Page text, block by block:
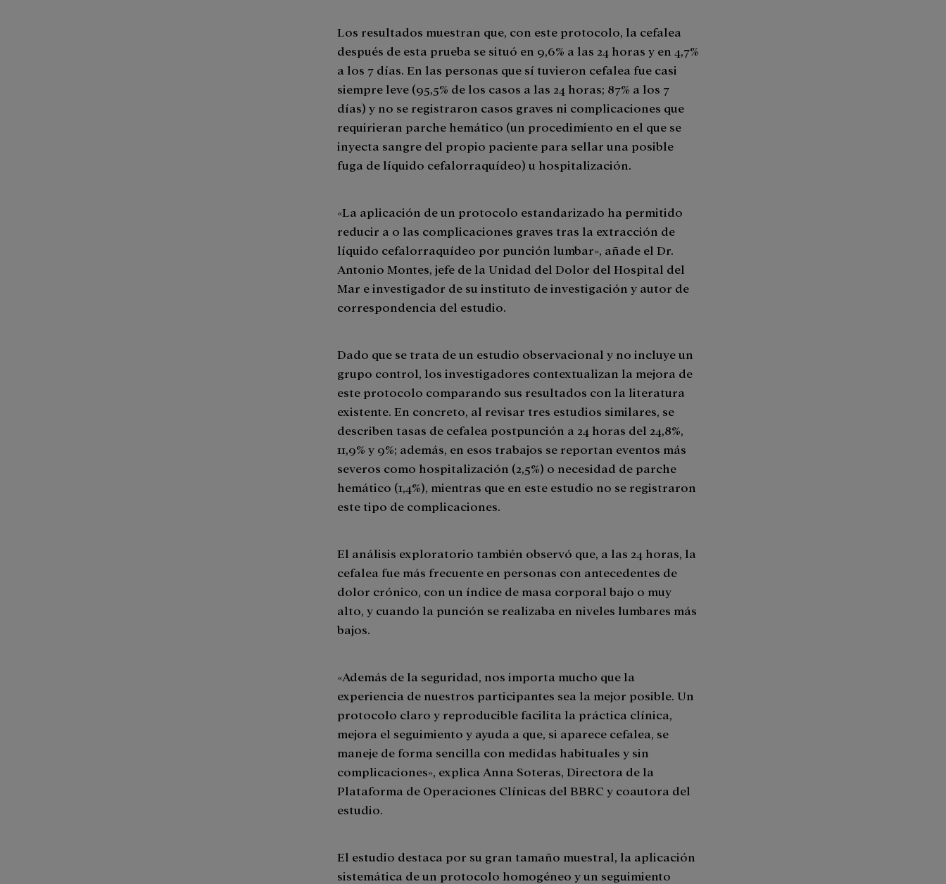
Los resultados muestran que, con este protocolo, la cefalea
después de esta prueba se situó en 9,6% a las 24 horas y en 4,7%
a los 7 días. En las personas que sí tuvieron cefalea fue casi
siempre leve (95,5% de los casos a las 24 horas; 87% a los 7
días) y no se registraron casos graves ni complicaciones que
requirieran parche hemático (un procedimiento en el que se
inyecta sangre del propio paciente para sellar una posible
fuga de líquido cefalorraquídeo) u hospitalización.
«La aplicación de un protocolo estandarizado ha permitido
reducir a 0 las complicaciones graves tras la extracción de
líquido cefalorraquídeo por punción lumbar», añade el Dr.
Antonio Montes, jefe de la Unidad del Dolor del Hospital del
Mar e investigador de su instituto de investigación y autor de
correspondencia del estudio.
Dado que se trata de un estudio observacional y no incluye un
grupo control, los investigadores contextualizan la mejora de
este protocolo comparando sus resultados con la literatura
existente. En concreto, al revisar tres estudios similares, se
describen tasas de cefalea postpunción a 24 horas del 24,8%,
11,9% y 9%; además, en esos trabajos se reportan eventos más
severos como hospitalización (2,5%) o necesidad de parche
hemático (1,4%), mientras que en este estudio no se registraron
este tipo de complicaciones.
El análisis exploratorio también observó que, a las 24 horas, la
cefalea fue más frecuente en personas con antecedentes de
dolor crónico, con un índice de masa corporal bajo o muy
alto, y cuando la punción se realizaba en niveles lumbares más
bajos.
«Además de la seguridad, nos importa mucho que la
experiencia de nuestros participantes sea la mejor posible. Un
protocolo claro y reproducible facilita la práctica clínica,
mejora el seguimiento y ayuda a que, si aparece cefalea, se
maneje de forma sencilla con medidas habituales y sin
complicaciones», explica Anna Soteras, Directora de la
Plataforma de Operaciones Clínicas del BBRC y coautora del
estudio.
El estudio destaca por su gran tamaño muestral, la aplicación
sistemática de un protocolo homogéneo y un seguimiento